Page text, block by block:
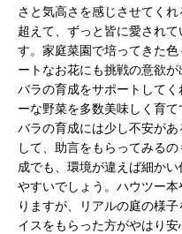
さと気高さを感じさせてく
超えて、ずっと皆に愛され
す。家庭菜園で培ってきた
ートなお花にも挑戦の意欲が
バラの育成をサポートして
ーな野菜を多数美味しく育
バラの育成には少し不安が
して、助言をもらってみる
成でも、環境が違えば細か
やすいでしょう。ハウツー
りますが、リアルの庭の様
イスをもらった方がやはり